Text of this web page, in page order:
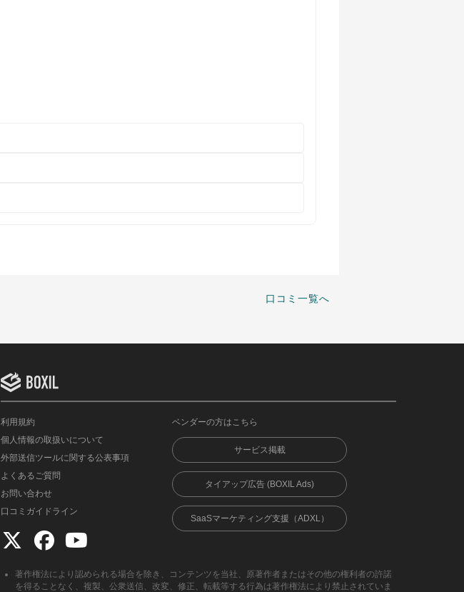
口コミ一覧へ
利用規約
個人情報の取扱いについて
外部送信ツールに関する公表事項
よくあるご質問
お問い合わせ
口コミガイドライン
ベンダーの方はこちら
サービス掲載
タイアップ広告 (BOXIL Ads)
SaaSマーケティング支援（ADXL）
著作権法により認められる場合を除き、コンテンツを当社、原著作者またはその他の権利者の許諾
を得ることなく、複製、公衆送信、改変、修正、転載等する行為は著作権法により禁止されていま